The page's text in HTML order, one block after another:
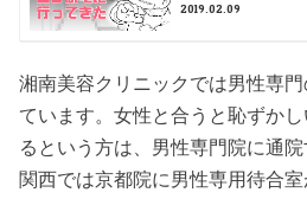
2019.02.09
湘南美容クリニックでは男性専
ています。女性と合うと恥ずか
るという方は、男性専門院に通院
関西では京都院に男性専用待合